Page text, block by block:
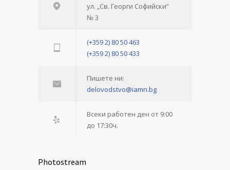
ул. „Св. Георги Софийски”
№ 3
(+359 2) 80 50 463
(+359 2) 80 50 433
Пишете ни:
delovodstvo@iamn.bg
Всеки работен ден от 9:00
до 17:30ч.
Photostream